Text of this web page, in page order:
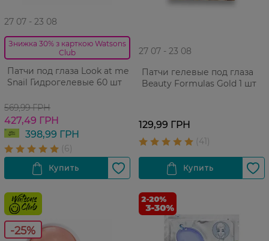
27 07 - 23 08
Знижка 30% з карткою Watsons
Club
Патчи под глаза Look at me
Snail Гидрогелевые 60 шт
569,99 ГРН
427,49 ГРН
398,99 ГРН
27 07 - 23 08
Патчи гелевые под глаза
Beauty Formulas Gold 1 шт
129,99 ГРН
-25%